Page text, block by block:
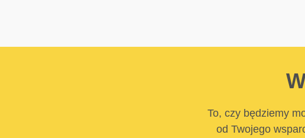
To, czy będziemy
od Twojego